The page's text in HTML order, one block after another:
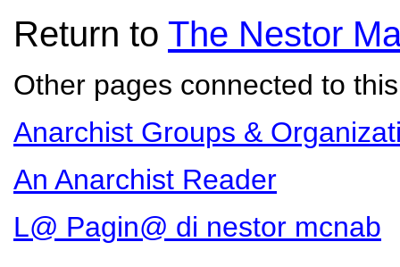
Return to The Nestor
Other pages connected to
Anarchist Groups &
An Anarchist Reader
L@ Pagin@ di nestor mcnab